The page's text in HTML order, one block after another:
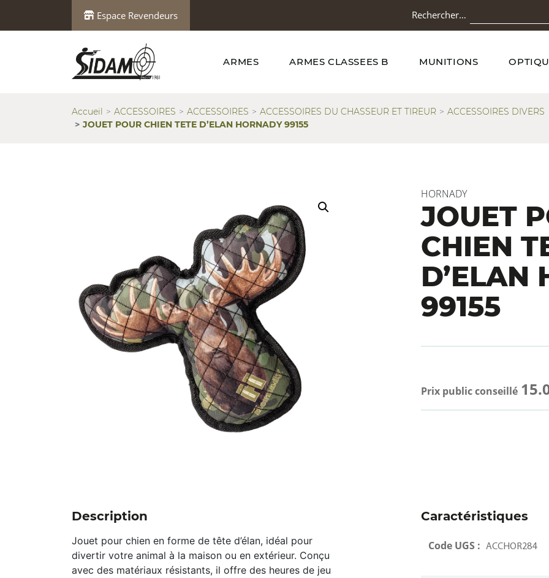
Espace Revendeurs Rechercher…
ARMES ARMES CLASSEES B MUNITIONS
Accueil ACCESSOIRES ACCESSOIRES ACCESSOIRES DU CHASSEUR ET TIREUR
ACCESSOIRES DIVERS
JOUET POUR CHIEN TETE D’ELAN HORNADY 99155
HORNADY
JOUET
CHIEN
D’ELAN
99155
Prix public conseillé
Description
Jouet pour chien en forme de tête d’élan, idéal pour
divertir votre animal à la maison ou en extérieur. Conçu
avec des matériaux résistants, il offre des heures de jeu
Caractéristiques
Code UGS : ACCHOR284